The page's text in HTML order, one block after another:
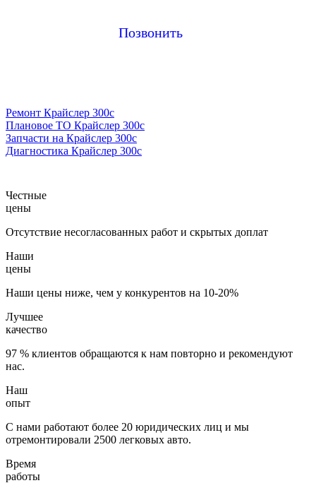
Позвонить
Ремонт Крайслер 300с
Плановое ТО Крайслер 300с
Запчасти на Крайслер 300с
Диагностика Крайслер 300с
Честные
цены
Отсутствие несогласованных работ и скрытых доплат
Наши
цены
Наши цены ниже, чем у конкурентов на 10-20%
Лучшее
качество
97 % клиентов обращаются к нам повторно и рекомендуют
нас.
Наш
опыт
С нами работают более 20 юридических лиц и мы
отремонтировали 2500 легковых авто.
Время
работы